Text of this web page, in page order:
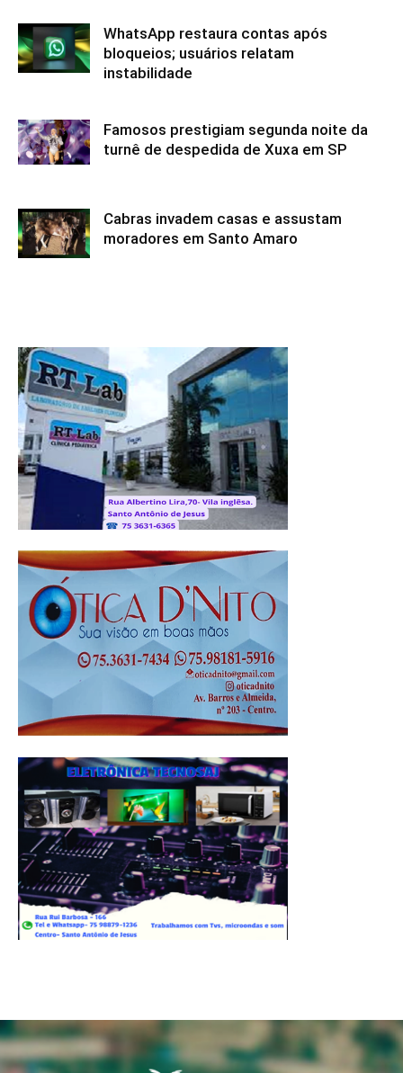
WhatsApp restaura contas após
bloqueios; usuários relatam
instabilidade
Famosos prestigiam segunda noite da
turnê de despedida de Xuxa em SP
Cabras invadem casas e assustam
moradores em Santo Amaro